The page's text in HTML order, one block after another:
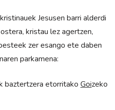
Jesusen barri alderdi
kristau lez agertzen,
zer esango ete daben
parkamena:
etorritako Goizeko